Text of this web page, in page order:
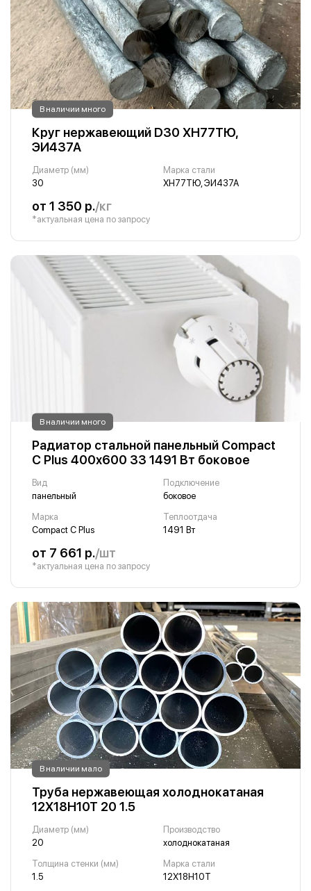
В наличии много
Круг нержавеющий D30 ХН77ТЮ,
ЭИ437А
Диаметр (мм)
30
Марка стали
ХН77ТЮ, ЭИ437А
от 1 350 р./кг
*актуальная цена по запросу
В наличии много
Радиатор стальной панельный Compact
C Plus 400х600 33 1491 Вт боковое
Вид
панельный
Подключение
боковое
Марка
Compact C Plus
Теплоотдача
1491 Вт
от 7 661 р./шт
*актуальная цена по запросу
В наличии мало
Труба нержавеющая холоднокатаная
12Х18Н10Т 20 1.5
Диаметр (мм)
20
Производство
холоднокатаная
Толщина стенки (мм)
1.5
Марка стали
12Х18Н10Т